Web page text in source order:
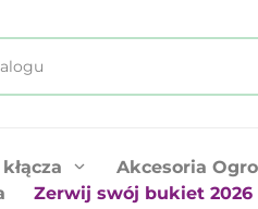
Akcesoria
Zerwij swój bukiet 2026